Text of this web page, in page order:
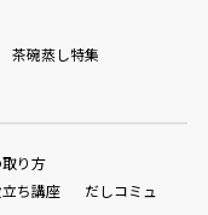
茶碗蒸し特集
り方
ち講座 だしコミュ